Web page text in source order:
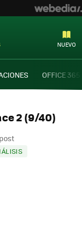
NUEVO
OFFICE 365
2 (9/40)